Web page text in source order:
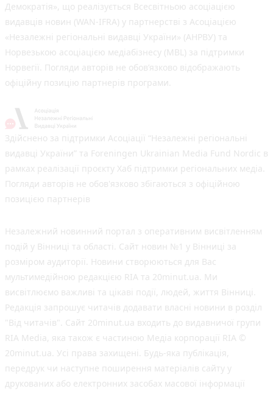
Демократія», що реалізується Всесвітньою асоціацією
видавців новин (WAN-IFRA) у партнерстві з Асоціацією
«Незалежні регіональні видавці України» (АНРВУ) та
Норвезькою асоціацією медіабізнесу (MBL) за підтримки
Норвегії. Погляди авторів не обов’язково відображають
офіційну позицію партнерів програми.
Здійснено за підтримки Асоціації “Незалежні регіональні
видавці України” та Foreningen Ukrainian Media Fund Nordic в
рамках реалізації проєкту Хаб підтримки регіональних медіа.
Погляди авторів не обов'язково збігаються з офіційною
позицією партнерів
Незалежний новинний портал з оперативним висвітленням
подій у Вінниці та області. Сайт новин №1 у Вінниці за
розміром аудиторії. Новини створюються для Вас
мультимедійною редакцією RIA та 20minut.ua. Ми
висвітлюємо важливі та цікаві події, людей, життя Вінниці.
Редакція запрошує читачів додавати власні новини в розділ
"Від читачів". Сайт 20minut.ua входить до видавничої групи
RIA Media, яка також є частиною Медіа корпорації RIA ©
20minut.ua. Усі права захищені. Будь-яка публiкацiя,
передрук чи наступне поширення матеріалів сайту у
друкованих або електронних засобах масової інформації